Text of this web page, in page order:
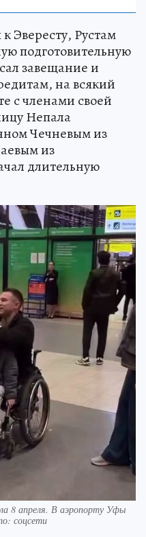
Эвересту, Рустам
подготовительную
завещание и
на всякий
с членами своей
Непала
Чечневым из
из
длительную
8 апреля. В аэропорту Уфы
соцсети